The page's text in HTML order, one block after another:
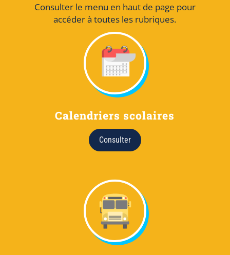
Consulter le menu en haut de page pour
accéder à toutes les rubriques.
Calendriers scolaires
Consulter